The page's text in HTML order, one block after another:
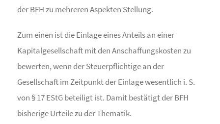
der BFH zu mehreren Aspekten Stellung.
Zum einen ist die Einlage eines Anteils an einer
Kapitalgesellschaft mit den Anschaffungskosten zu
bewerten, wenn der Steuerpflichtige an der
Gesellschaft im Zeitpunkt der Einlage wesentlich i. S.
von § 17 EStG beteiligt ist. Damit bestätigt der BFH
bisherige Urteile zu der Thematik.